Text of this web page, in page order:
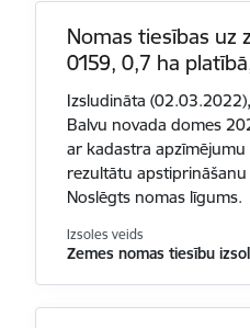
Nomas tiesības uz
0159, 0,7 ha
Izsludināta
Balvu novada domes
ar kadastra
rezultātu
Noslēgts nomas līgums.
Izsoles veids
Zemes nomas tiesību